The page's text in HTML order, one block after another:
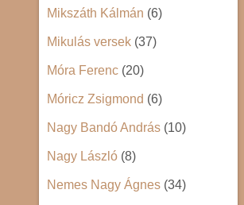
Mikszáth Kálmán (6)
Mikulás versek (37)
Móra Ferenc (20)
Móricz Zsigmond (6)
Nagy Bandó András (10)
Nagy László (8)
Nemes Nagy Ágnes (34)